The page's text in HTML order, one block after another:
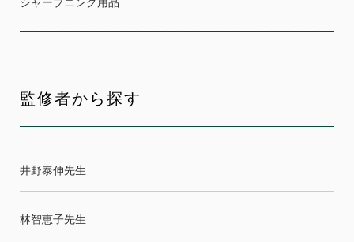
シャープニング用品
監修者から探す
井野泰伸先生
林智恵子先生